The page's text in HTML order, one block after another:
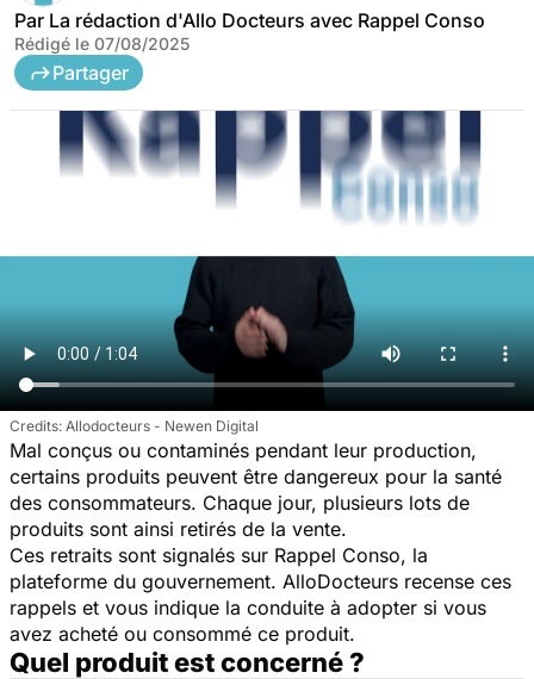
Par La rédaction d'Allo Docteurs avec Rappel Conso
Rédigé le 07/08/2025
Partager
Allodocteurs - Newen Digital
Mal conçus ou contaminés pendant leur production,
certains produits peuvent être dangereux pour la santé
des consommateurs. Chaque jour, plusieurs lots de
produits sont ainsi retirés de la vente.
Ces retraits sont signalés sur Rappel Conso, la
plateforme du gouvernement. AlloDocteurs recense ces
rappels et vous indique la conduite à adopter si vous
avez acheté ou consommé ce produit.
Quel produit est concerné ?